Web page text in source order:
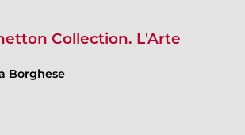
Collection. L'Arte
Borghese